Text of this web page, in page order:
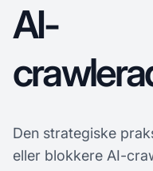
AI-
Den strategiske
eller blokkere AI-